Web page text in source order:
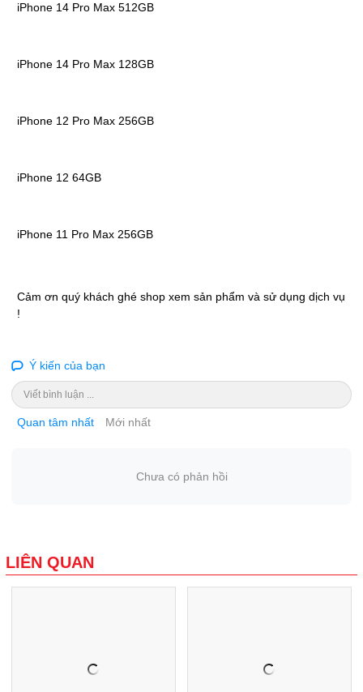
iPhone 14 Pro Max 512GB
iPhone 14 Pro Max 128GB
iPhone 12 Pro Max 256GB
iPhone 12 64GB
iPhone 11 Pro Max 256GB
Cảm ơn quý khách ghé shop xem sản phẩm và sử dụng dịch vụ
!
Ý kiến của bạn
Viết bình luận ...
Quan tâm nhất Mới nhất
Chưa có phản hồi
LIÊN QUAN